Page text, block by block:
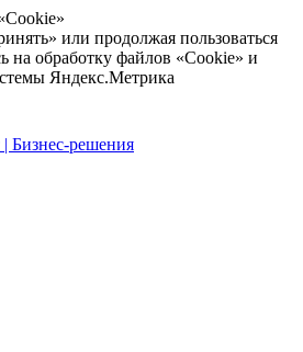
или продолжая пользоваться
на обработку файлов «Cookie» и
Яндекс.Метрика
Бизнес-решения